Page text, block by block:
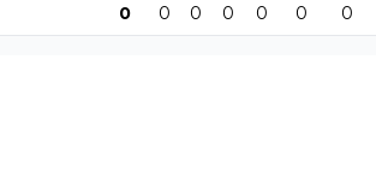
0 0 0 0 0 0 0